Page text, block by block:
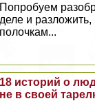
Попробуем
деле и разложить,
полочкам...
18 историй о
не в своей